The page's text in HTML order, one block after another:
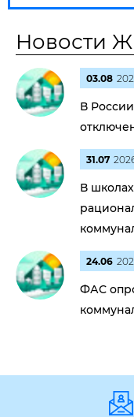
Новости
03.08
В
31.07
В
24.06
ФАС